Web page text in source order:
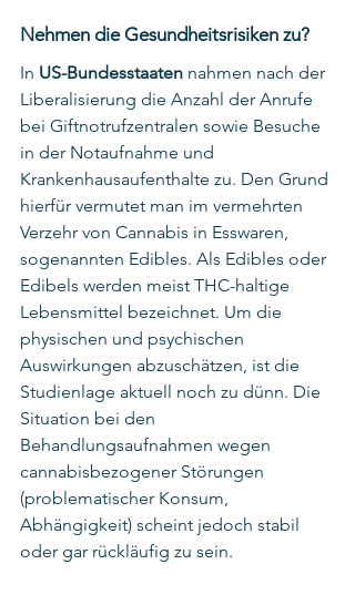
Nehmen die Gesundheitsrisiken zu?
In US-Bundesstaaten nahmen nach der
Liberalisierung die Anzahl der Anrufe
bei Giftnotrufzentralen sowie Besuche
in der Notaufnahme und
Krankenhausaufenthalte zu. Den Grund
hierfür vermutet man im vermehrten
Verzehr von Cannabis in Esswaren,
sogenannten Edibles. Als Edibles oder
Edibels werden meist THC-haltige
Lebensmittel bezeichnet. Um die
physischen und psychischen
Auswirkungen abzuschätzen, ist die
Studienlage aktuell noch zu dünn. Die
Situation bei den
Behandlungsaufnahmen wegen
cannabisbezogener Störungen
(problematischer Konsum,
Abhängigkeit) scheint jedoch stabil
oder gar rückläufig zu sein.